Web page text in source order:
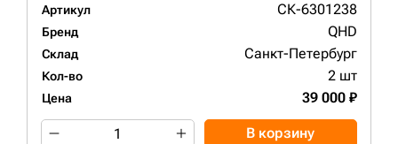
Артикул СК-6301238
Бренд QHD
Склад Санкт-Петербург
Кол-во 2 шт
Цена 39 000 ₽
В корзину